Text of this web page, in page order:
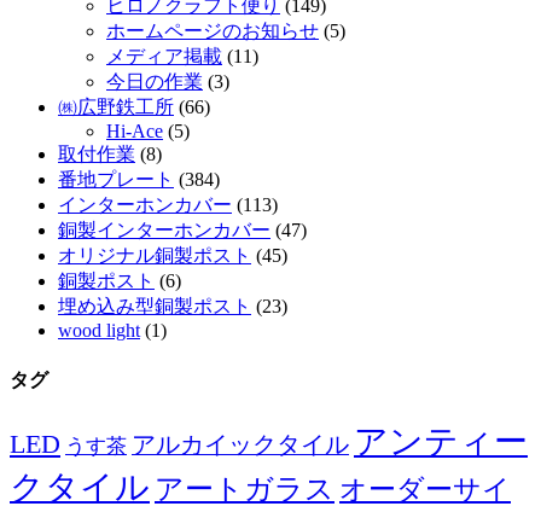
ヒロノクラフト便り (149)
ホームページのお知らせ (5)
メディア掲載 (11)
今日の作業 (3)
㈱広野鉄工所 (66)
Hi-Ace (5)
取付作業 (8)
番地プレート (384)
インターホンカバー (113)
銅製インターホンカバー (47)
オリジナル銅製ポスト (45)
銅製ポスト (6)
埋め込み型銅製ポスト (23)
wood light (1)
タグ
LED うす茶 アルカイックタイル アンティー
クタイル アートガラス オーダーサイ